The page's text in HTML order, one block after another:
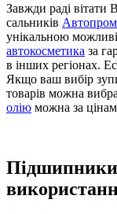
Завжди раді вітати
сальників
унікальною
автокосметика за
в інших регіонах.
Якщо ваш вибір
товарів можна
олію можна за
Підшипники